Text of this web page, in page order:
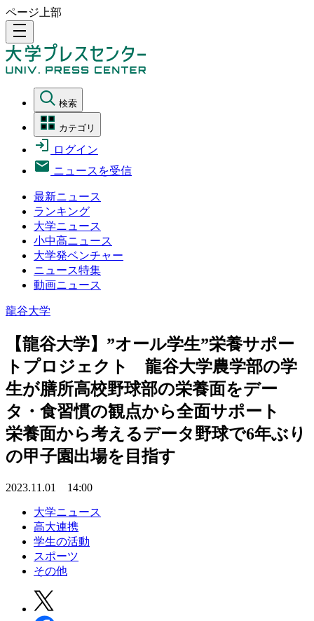
ページ上部
density_medium
検索
カテゴリ
ログイン
ニュースを受信
最新ニュース
ランキング
大学ニュース
小中高ニュース
大学発ベンチャー
ニュース特集
動画ニュース
龍谷大学
【龍谷大学】”オール学生”栄養サポー
トプロジェクト 龍谷大学農学部の学
生が膳所高校野球部の栄養面をデー
タ・食習慣の観点から全面サポート
栄養面から考えるデータ野球で6年ぶり
の甲子園出場を目指す
2023.11.01 14:00
大学ニュース
高大連携
学生の活動
スポーツ
その他